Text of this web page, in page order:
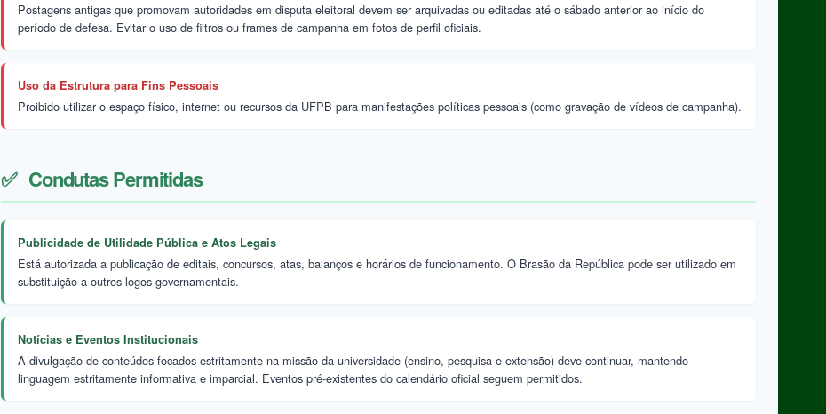
Postagens antigas que promovam autoridades em disputa eleitoral devem ser arquivadas ou editadas até o sábado anterior ao início do
período de defesa. Evitar o uso de filtros ou frames de campanha em fotos de perfil oficiais.
Uso da Estrutura para Fins Pessoais
Proibido utilizar o espaço físico, internet ou recursos da UFPB para manifestações políticas pessoais (como gravação de vídeos de campanha).
✅ Condutas Permitidas
Publicidade de Utilidade Pública e Atos Legais
Está autorizada a publicação de editais, concursos, atas, balanços e horários de funcionamento. O Brasão da República pode ser utilizado em
substituição a outros logos governamentais.
Notícias e Eventos Institucionais
A divulgação de conteúdos focados estritamente na missão da universidade (ensino, pesquisa e extensão) deve continuar, mantendo
linguagem estritamente informativa e imparcial. Eventos pré-existentes do calendário oficial seguem permitidos.